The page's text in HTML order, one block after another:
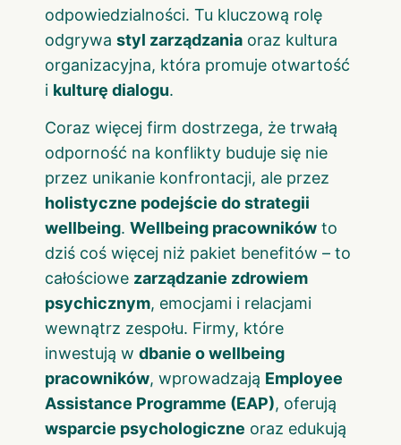
odpowiedzialności. Tu kluczową rolę
odgrywa styl zarządzania oraz kultura
organizacyjna, która promuje otwartość
i kulturę dialogu.
Coraz więcej firm dostrzega, że trwałą
odporność na konflikty buduje się nie
przez unikanie konfrontacji, ale przez
holistyczne podejście do strategii
wellbeing. Wellbeing pracowników to
dziś coś więcej niż pakiet benefitów – to
całościowe zarządzanie zdrowiem
psychicznym, emocjami i relacjami
wewnątrz zespołu. Firmy, które
inwestują w dbanie o wellbeing
pracowników, wprowadzają Employee
Assistance Programme (EAP), oferują
wsparcie psychologiczne oraz edukują